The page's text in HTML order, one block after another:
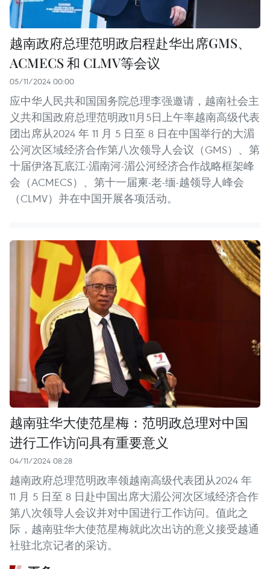
越南政府总理范明政启程赴华出席GMS、
ACMECS 和 CLMV等会议
05/11/2024 00:00
应中华人民共和国国务院总理李强邀请，越南社会主
义共和国政府总理范明政11月5日上午率越南高级代表
团出席从2024 年 11 月 5 日至 8 日在中国举行的大湄
公河次区域经济合作第八次领导人会议（GMS）、第
十届伊洛瓦底江-湄南河-湄公河经济合作战略框架峰
会（ACMECS）、第十一届柬-老-缅-越领导人峰会
（CLMV）并在中国开展各项活动。
越南驻华大使范星梅：范明政总理对中国
进行工作访问具有重要意义
04/11/2024 08:28
越南政府总理范明政率领越南高级代表团从2024 年
11 月 5 日至 8 日赴中国出席大湄公河次区域经济合作
第八次领导人会议并对中国进行工作访问。值此之
际，越南驻华大使范星梅就此次出访的意义接受越通
社驻北京记者的采访。